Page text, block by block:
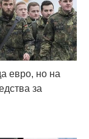
евро, но на
за